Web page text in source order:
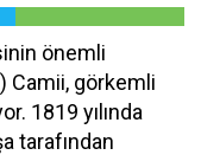
önemli
Camii, görkemli
1819 yılında
tarafından